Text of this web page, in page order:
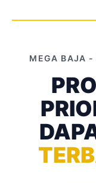
MEGA BAJA -